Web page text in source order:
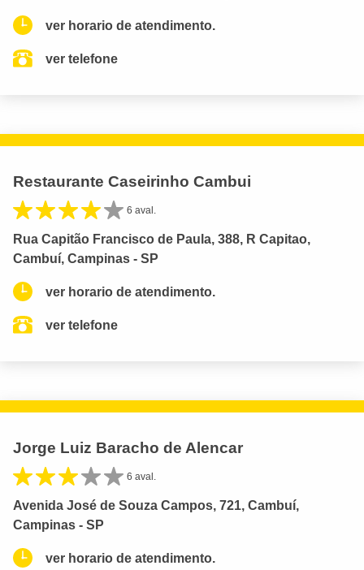
ver horario de atendimento.
ver telefone
Restaurante Caseirinho Cambui
6 aval.
Rua Capitão Francisco de Paula, 388, R Capitao,
Cambuí, Campinas - SP
ver horario de atendimento.
ver telefone
Jorge Luiz Baracho de Alencar
6 aval.
Avenida José de Souza Campos, 721, Cambuí,
Campinas - SP
ver horario de atendimento.